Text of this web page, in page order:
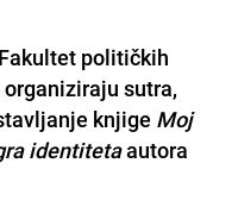
političkih
sutra,
knjige Moj
identitetaautora